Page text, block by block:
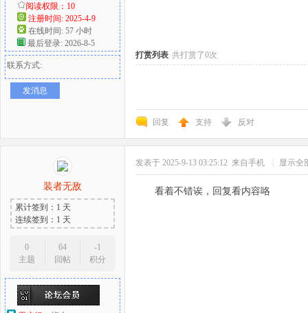
阅读权限：10
注册时间: 2025-4-9
在线时间: 57 小时
最后登录: 2026-8-5
联系方式:
发消息
打赏列表 共打赏了0次
回复 支持 反对
装者无敌
累计签到：1 天
连续签到：1 天
0
主题
64
回帖
-1
积分
发表于 2025-9-13 03:25:12 来自手机 显示全
看着不错诶，回复看内容咯